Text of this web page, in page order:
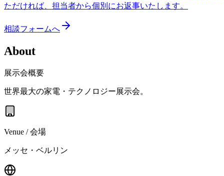
ただければ、担当者から個別にお返事いたします。
相談フォームへ
About
展示会概要
世界最大の家電・テクノロジー展示会。
Venue / 会場
メッセ・ベルリン